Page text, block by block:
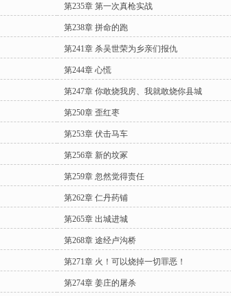
第235章 第一次真枪实战
第238章 拼命的跑
第241章 杀吴世荣为乡亲们报仇
第244章 心慌
第247章 你敢烧我房、我就敢烧你县城
第250章 歪红枣
第253章 伏击马车
第256章 新的坟冢
第259章 忽然觉得责任
第262章 仁丹药铺
第265章 出城进城
第268章 途经卢沟桥
第271章 火！可以烧掉一切罪恶！
第274章 姜庄的屠杀